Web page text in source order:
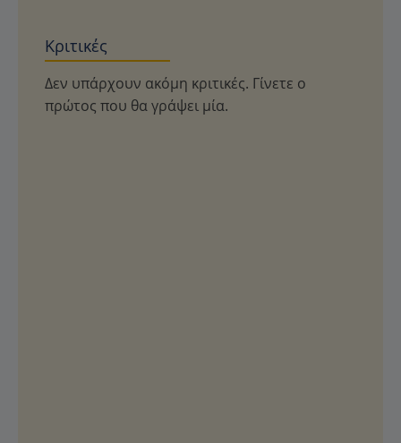
Κριτικές
Δεν υπάρχουν ακόμη κριτικές. Γίνετε ο
πρώτος που θα γράψει μία.